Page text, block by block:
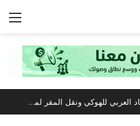
سلطنة عُمان تفوز برئاسة الاتحاد العربي للهوكي ونقل المقر لمسقط